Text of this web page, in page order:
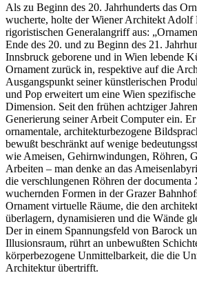
Als zu Beginn des 20. Jahrhunderts das
wucherte, holte der Wiener Architekt Adolf
rigoristischen Generalangriff aus:
Ende des 20. und zu Beginn des 21.
Innsbruck geborene und in Wien lebende
Ornament zurück in, respektive auf die
Ausgangspunkt seiner künstlerischen
und Pop erweitert um eine Wien
Dimension. Seit den frühen achtziger
Generierung seiner Arbeit Computer ein.
ornamentale, architekturbezogene
bewußt beschränkt auf wenige
wie Ameisen, Gehirnwindungen, Röhren,
Arbeiten – man denke an das
die verschlungenen Röhren der documenta
wuchernden Formen in der Grazer
Ornament virtuelle Räume, die den
überlagern, dynamisieren und die Wände
Der in einem Spannungsfeld von Barock
Illusionsraum, rührt an unbewußten
körperbezogene Unmittelbarkeit, die die
Architektur übertrifft.